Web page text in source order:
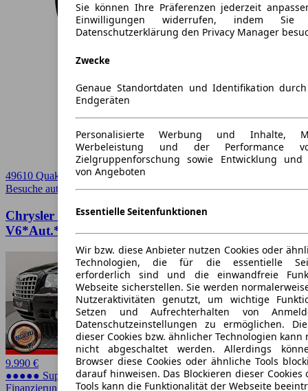
Sie können Ihre Präferenzen jederzeit
Einwilligungen widerrufen, indem
Datenschutzerklärung den Privacy Manager
Zwecke
Genaue Standortdaten und Identifikation
Endgeräten
Personalisierte Werbung und Inhalte,
Werbeleistung und der Performance
Zielgruppenforschung sowie Entwicklung und
von Angeboten
Essentielle Seitenfunktionen
Wir bzw. diese Anbieter nutzen Cookies oder
Technologien, die für die essentielle
erforderlich sind und die einwandfreie
Webseite sicherstellen. Sie werden
Nutzeraktivitäten genutzt, um wichtige
Setzen und Aufrechterhalten von
Datenschutzeinstellungen zu ermöglichen.
dieser Cookies bzw. ähnlicher Technologien kann
nicht abgeschaltet werden. Allerdings
Browser diese Cookies oder ähnliche Tools
darauf hinweisen. Das Blockieren dieser
Tools kann die Funktionalität der Webseite
49610 Quakenbrueck
Besuche autoscout24.de➚
Chrysler 300C 3.0 CRD
V6*Aut.*Leder*Schiebedach*Navi*PDC*
9.990 €
●●●●● Super Preis
Finanzierung möglich